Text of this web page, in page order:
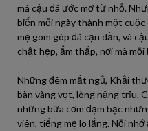
mà cậu đã ước mơ từ nhỏ.
biến mỗi ngày thành một
mẹ gom góp đã cạn dần, và
chật hẹp, ẩm thấp, nơi mà
Những đêm mất ngủ, Khải
bàn vàng vọt, lòng nặng trĩu.
những bữa cơm đạm bạc
viên, tiếng mẹ lo lắng. Nỗi nhớ